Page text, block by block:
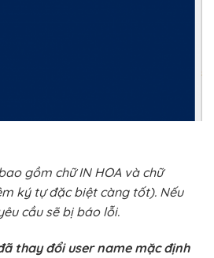
gồm chữ IN HOA và chữ
ký tự đặc biệt càng tốt). Nếu
cầu sẽ bị báo lỗi.
thay đổi user name mặc định